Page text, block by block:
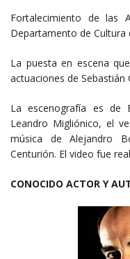
Fortalecimiento de las
Departamento de Cultura
La puesta en escena
actuaciones de Sebastián
La escenografía es de
Leandro Migliónico, el
música de Alejandro
Centurión. El video fue
CONOCIDO ACTOR Y